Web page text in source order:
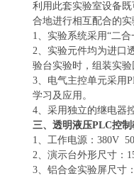
利用此套实验室设备
合地进行相互配合的
1、实验系统采用“二
2、实验元件均为进口
验台实验时，组装实
3、电气主控单元采用
学习及应用。
4、采用独立的继电器
三、 透明液压PLC控
1、工作电源：380V
2、演示台外形尺寸：
3、铝合金实验屏尺寸